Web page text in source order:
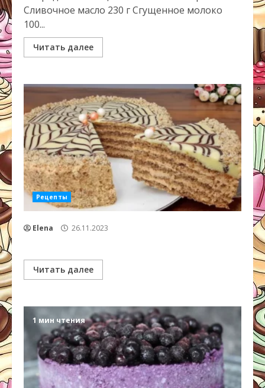
Сливочное масло 230 г Сгущенное молоко
100...
Читать далее
Рецепты
Elena 26.11.2023
Читать далее
1 мин чтения